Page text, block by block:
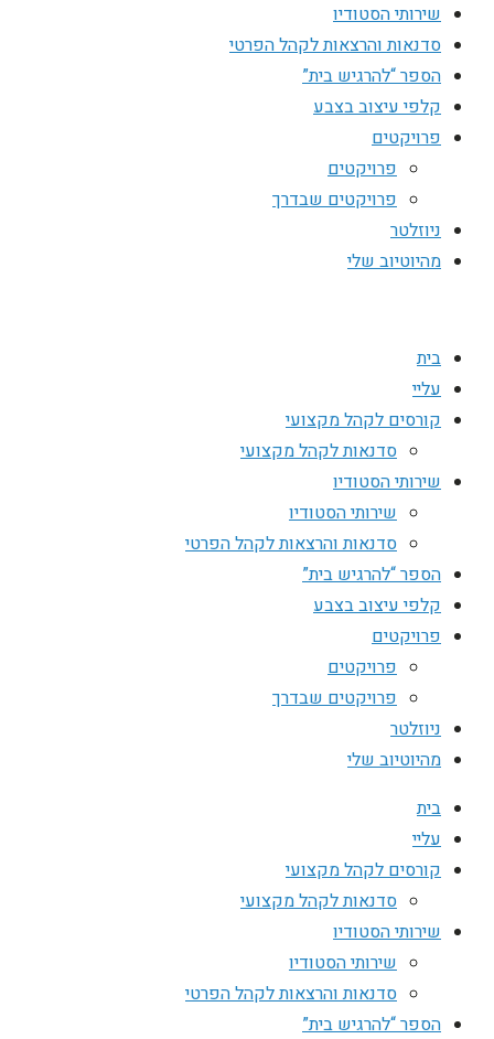
שירותי הסטודיו
סדנאות והרצאות לקהל הפרטי
הספר “להרגיש בית”
קלפי עיצוב בצבע
פרויקטים
פרויקטים
פרויקטים שבדרך
ניוזלטר
מהיוטיוב שלי
בית
עליי
קורסים לקהל מקצועי
סדנאות לקהל מקצועי
שירותי הסטודיו
שירותי הסטודיו
סדנאות והרצאות לקהל הפרטי
הספר “להרגיש בית”
קלפי עיצוב בצבע
פרויקטים
פרויקטים
פרויקטים שבדרך
ניוזלטר
מהיוטיוב שלי
בית
עליי
קורסים לקהל מקצועי
סדנאות לקהל מקצועי
שירותי הסטודיו
שירותי הסטודיו
סדנאות והרצאות לקהל הפרטי
הספר “להרגיש בית”